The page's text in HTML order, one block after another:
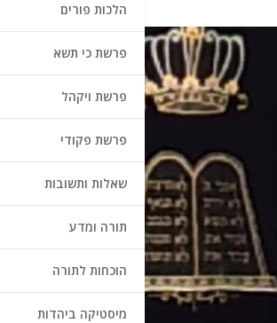
הלכות פורים
פרשת כי תשא
פרשת ויקהל
פרשת פקודי
שאלות ותשובות
תורה ומדע
הוכחות לתורה
מיסטיקה ביהדות